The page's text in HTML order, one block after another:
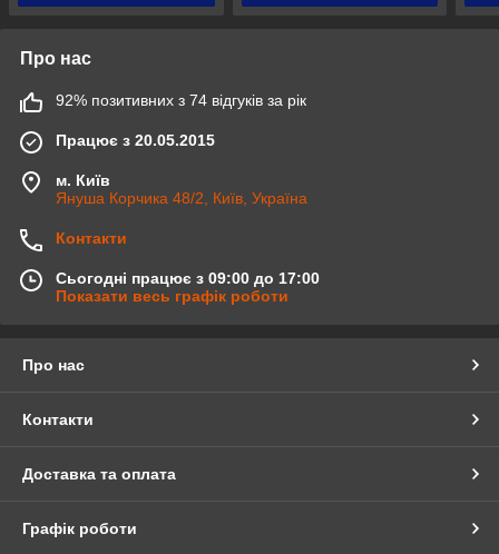
Про нас
92% позитивних з 74 відгуків за рік
Працює з 20.05.2015
м. Київ
Януша Корчика 48/2, Київ, Україна
Контакти
Сьогодні працює з 09:00 до 17:00
Показати весь графік роботи
Про нас
Контакти
Доставка та оплата
Графік роботи